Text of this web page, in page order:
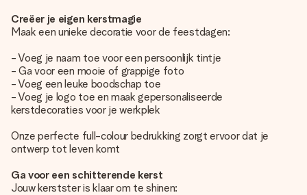
Creëer je eigen kerstmagie
Maak een unieke decoratie voor de feestdagen:
- Voeg je naam toe voor een persoonlijk tintje
- Ga voor een mooie of grappige foto
- Voeg een leuke boodschap toe
- Voeg je logo toe en maak gepersonaliseerde
kerstdecoraties voor je werkplek
Onze perfecte full-colour bedrukking zorgt ervoor dat je
ontwerp tot leven komt
Ga voor een schitterende kerst
Jouw kerstster is klaar om te shinen: